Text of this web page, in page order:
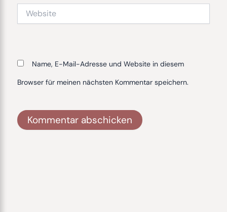
Name, E-Mail-Adresse und Website in diesem
Browser für meinen nächsten Kommentar speichern.